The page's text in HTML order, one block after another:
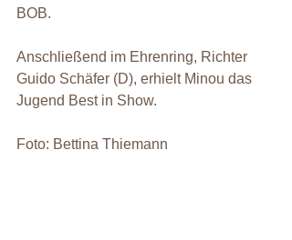
BOB.
Anschließend im Ehrenring, Richter
Guido Schäfer (D), erhielt Minou das
Jugend Best in Show.
Foto: Bettina Thiemann